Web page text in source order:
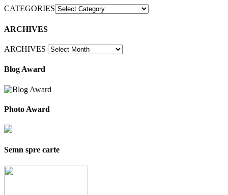
CATEGORIES
ARCHIVES
ARCHIVES
Blog Award
Photo Award
Semn spre carte